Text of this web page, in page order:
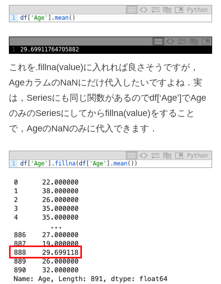
Python
1
df 'Age' .mean( )
1 29.69911764705882
これを.fillna(value)に入れれば良さそうですが，
AgeカラムのNaNにだけ代入したいですよね．実
は，Seriesにも同じ関数があるのでdf[‘Age’]でAge
のみのSeriesにしてからfillna(value)をすること
で，AgeのNaNのみに代入できます．
Python
1
df [ 'Age' ] . fillna(df [ 'Age' ] .mean( ) )